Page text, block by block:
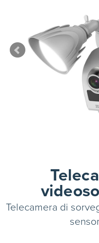
Telecamera di